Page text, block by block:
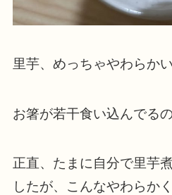
里芋、めっちゃやわらか
お箸が若干食い込んでる
正直、たまに自分で里芋
したが、こんなやわらか